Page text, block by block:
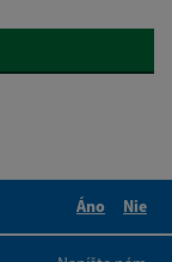
Áno
Nie